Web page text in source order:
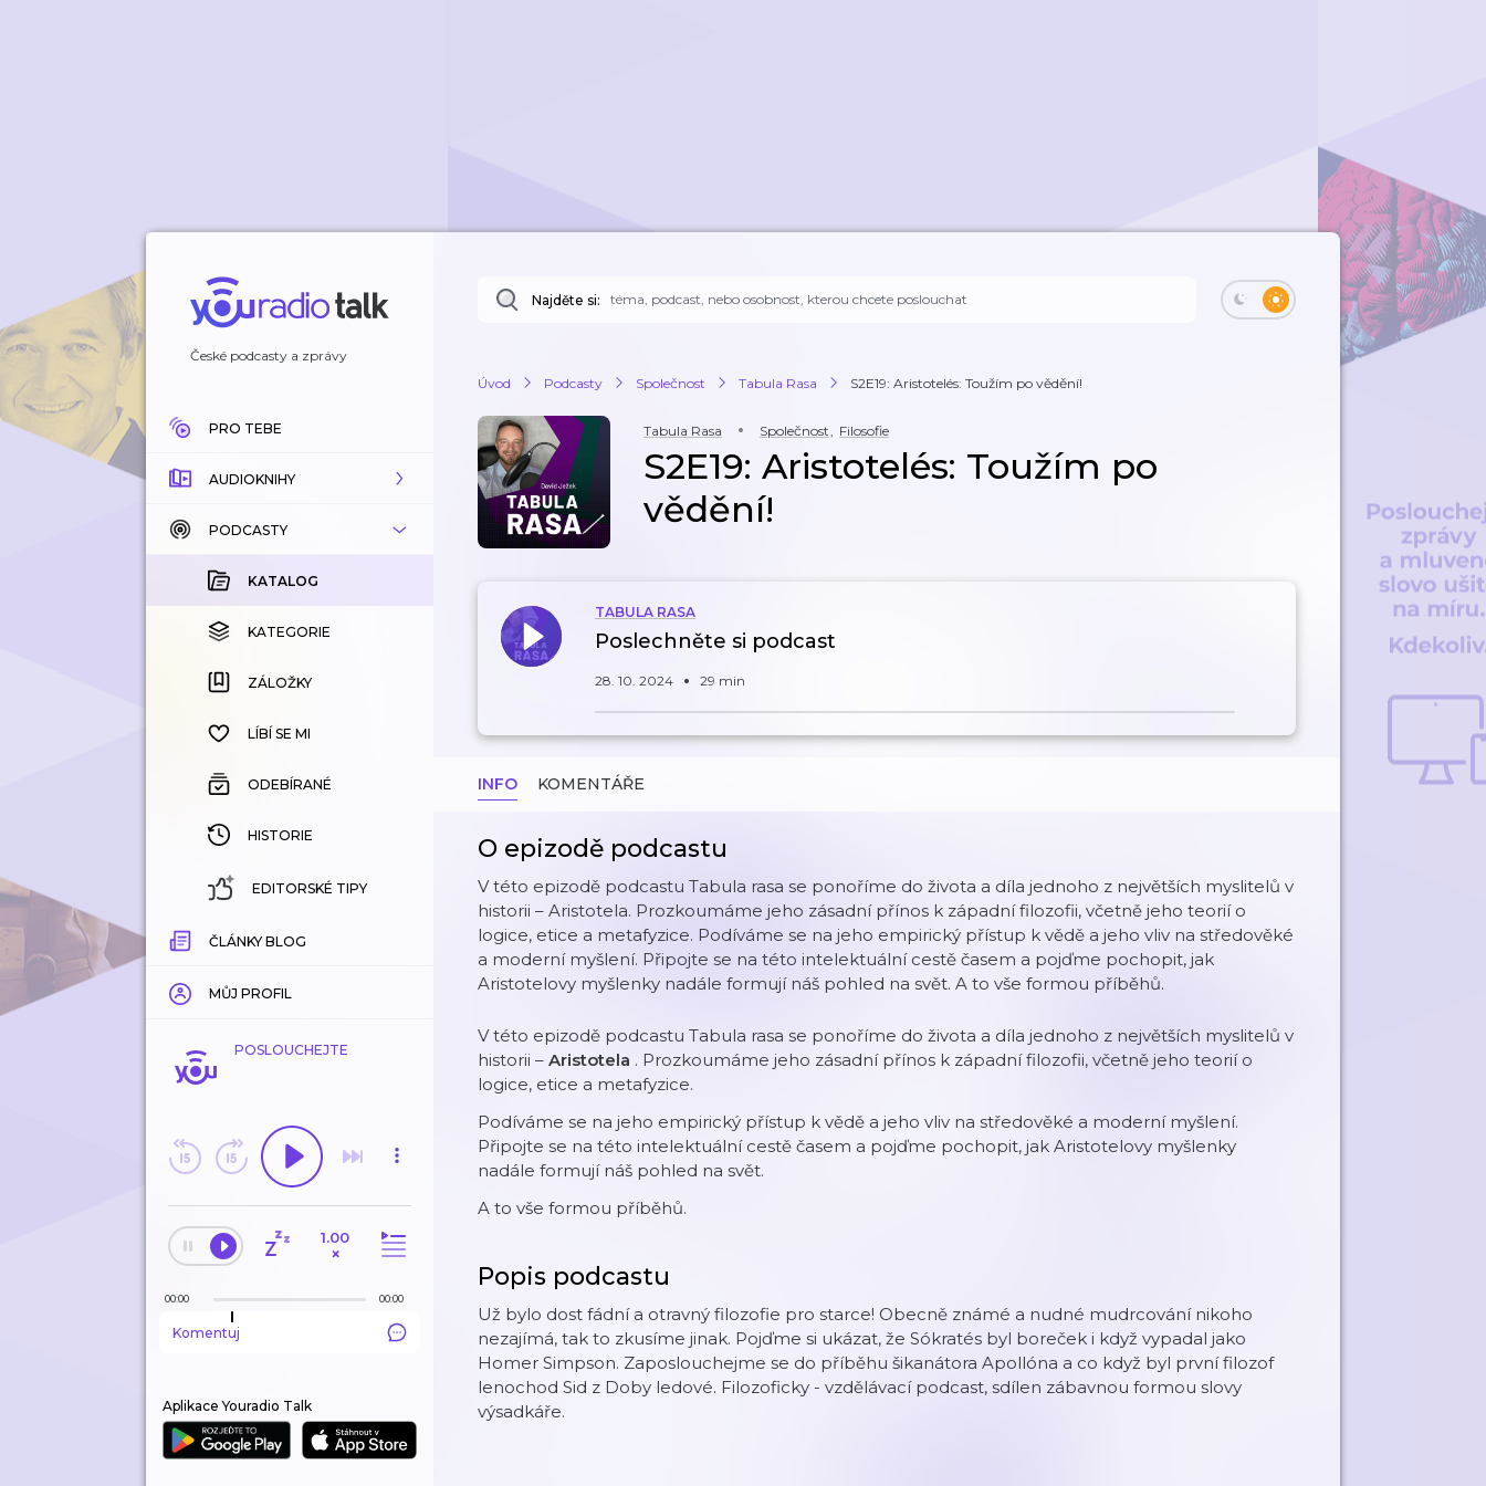
České podcasty a zprávy
PRO TEBE
AUDIOKNIHY
KATALOG
KOUPENÉ
KATEGORIE
ZÁLOŽKY
HISTORIE
PODCASTY
KATALOG
KATEGORIE
ZÁLOŽKY
LÍBÍ SE MI
ODEBÍRANÉ
HISTORIE
EDITORSKÉ TIPY
ČLÁNKY BLOG
MŮJ PROFIL
POSLOUCHEJTE
1.00
×
00:00 00:00
Komentuj
Aplikace Youradio Talk
Najděte si:
Úvod Podcasty Společnost Tabula Rasa S2E19: Aristotelés: Toužím po vědění!
Tabula Rasa Společnost, Filosofie
S2E19: Aristotelés: Toužím po
vědění!
TABULA RASA
Poslechněte si podcast
28. 10. 2024 29 min
INFO KOMENTÁŘE
O epizodě podcastu
V této epizodě podcastu Tabula rasa se ponoříme do života a díla jednoho z největších myslitelů v
historii – Aristotela. Prozkoumáme jeho zásadní přínos k západní filozofii, včetně jeho teorií o
logice, etice a metafyzice. Podíváme se na jeho empirický přístup k vědě a jeho vliv na středověké
a moderní myšlení. Připojte se na této intelektuální cestě časem a pojďme pochopit, jak
Aristotelovy myšlenky nadále formují náš pohled na svět. A to vše formou příběhů.
V této epizodě podcastu Tabula rasa se ponoříme do života a díla jednoho z největších myslitelů v
historii – Aristotela . Prozkoumáme jeho zásadní přínos k západní filozofii, včetně jeho teorií o
logice, etice a metafyzice.
Podíváme se na jeho empirický přístup k vědě a jeho vliv na středověké a moderní myšlení.
Připojte se na této intelektuální cestě časem a pojďme pochopit, jak Aristotelovy myšlenky
nadále formují náš pohled na svět.
A to vše formou příběhů.
Popis podcastu
Už bylo dost fádní a otravný filozofie pro starce! Obecně známé a nudné mudrcování nikoho
nezajímá, tak to zkusíme jinak. Pojďme si ukázat, že Sókratés byl boreček i když vypadal jako
Homer Simpson. Zaposlouchejme se do příběhu šikanátora Apollóna a co když byl první filozof
lenochod Sid z Doby ledové. Filozoficky - vzdělávací podcast, sdílen zábavnou formou slovy
výsadkáře.